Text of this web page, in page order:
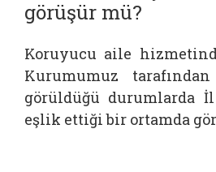
görüşür mü?
Koruyucu aile
Kurumumuz
görüldüğü durumlarda
eşlik ettiği bir ortamda